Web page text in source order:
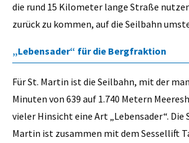
die rund 15 Kilometer lange Straße
zurück zu kommen, auf die Seilbahn
„Lebensader“ für die Bergfraktion
Für St. Martin ist die Seilbahn, mit der
Minuten von 639 auf 1.740 Metern
vieler Hinsicht eine Art „Lebensader“. Die
Martin ist zusammen mit dem Sessellift